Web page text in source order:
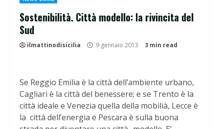
Sostenibilità. Città modello: la rivincita del
Sud
ilmattinodisicilia 9 gennaio 2013 3 min read
Se Reggio Emilia è la città dell’ambiente urbano,
Cagliari è la città del benessere; e se Trento è la
città ideale e Venezia quella della mobilià, Lecce è
la città dell’energia e Pescara è sulla buona